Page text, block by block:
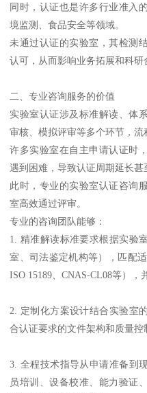
同时，认证也是许多行业准入
境监测、食品安全等领域。
未通过认证的实验室，其检测
认可，从而影响业务拓展和科研
二、专业咨询服务的价值
实验室认证涉及标准解读、体
审核、模拟评审等多个环节，流
许多实验室在自主申请认证时
遇到困难，导致认证周期延长甚
此时，专业的实验室认证咨询
室高效通过评审。
专业的咨询团队能够：
1. 精准解读标准要求根据实验
室、司法鉴定机构等），匹配
ISO 15189、CNAS-CL08等），
2. 定制化方案设计结合实验室
合认证要求的文件架构和质量控
3. 全程技术指导从申请准备到
员培训、设备校准、能力验证